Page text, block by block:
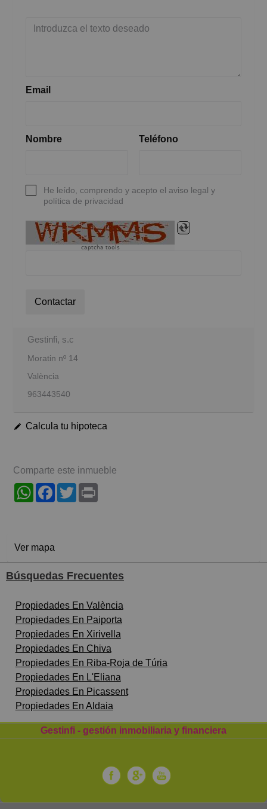
Email
Nombre Teléfono
He leído, comprendo y acepto el aviso legal y
política de privacidad
captcha tools
Contactar
Gestinfi, s.c
Moratin nº 14
València
963443540
Calcula tu hipoteca
Comparte este inmueble
WhatsAppFacebook
Twitter
Ver mapa
Búsquedas Frecuentes
Propiedades En València
Propiedades En Paiporta
Propiedades En Xirivella
Propiedades En Chiva
Propiedades En Riba-Roja de Túria
Propiedades En L'Eliana
Propiedades En Picassent
Propiedades En Aldaia
Gestinfi - gestión inmobiliaria y financiera